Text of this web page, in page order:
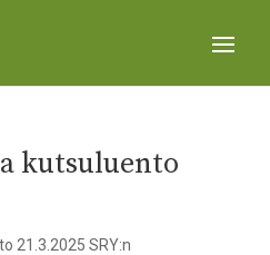
kutsuluento
21.3.2025 SRY:n